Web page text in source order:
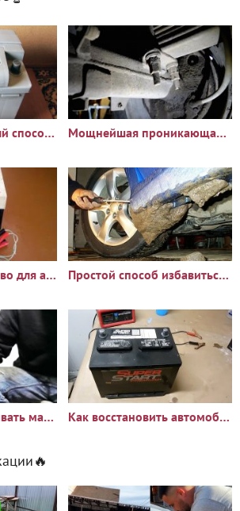
Самый действенный способ восстановления аккумулятора Мощнейшая проникающая смазка
Зарядное устройство для автомобильного аккумулятора Простой способ избавиться от налипания грязи на подкрылки и
Стоит ли устанавливать магнит на масляный фильтр Как восстановить автомобильный аккумулятор пищевой содой